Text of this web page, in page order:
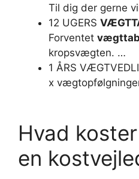
Til dig der gerne
12 UGERS
Forventet vægttab
kropsvægten. …
1 ÅRS
x
Hvad
en